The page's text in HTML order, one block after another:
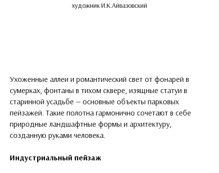
художник И.К.Айвазовский
Ухоженные аллеи и романтический свет от фонарей в
сумерках, фонтаны в тихом сквере, изящные статуи в
старинной усадьбе — основные объекты парковых
пейзажей. Такие полотна гармонично сочетают в себе
природные ландшафтные формы и архитектуру,
созданную руками человека.
Индустриальный пейзаж